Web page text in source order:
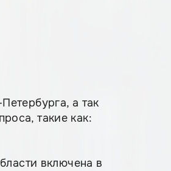
а так
такие как:
включена в